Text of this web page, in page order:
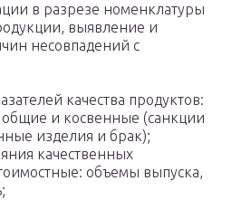
в разрезе номенклатуры
выявление и
несовпадений с
качества продуктов:
и косвенные (санкции
изделия и брак);
качественных
объемы выпуска,